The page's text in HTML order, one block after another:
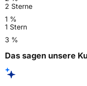
2 Sterne
1 %
1 Stern
3 %
Das sagen unsere